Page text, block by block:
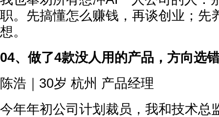
职。先搞懂怎么赚钱，再谈创业；先
想。
04、做了4款没人用的产品，方向选
陈浩｜30岁 杭州 产品经理
今年年初公司计划裁员，我和技术总